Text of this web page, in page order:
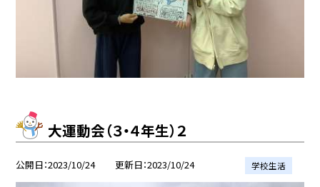
大運動会（３・４年生）２
公開日 2023/10/24 更新日 2023/10/24 学校生活